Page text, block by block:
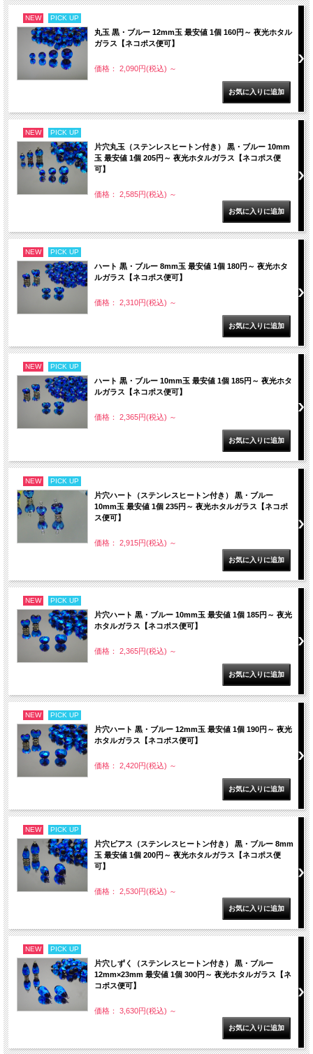
NEW PICK UP
丸玉 黒・ブルー 12mm玉 最安値 1個 160円～ 夜光ホタル
ガラス【ネコポス便可】
価格： 2,090円(税込) ～
NEW PICK UP
片穴丸玉（ステンレスヒートン付き） 黒・ブルー 10mm
玉 最安値 1個 205円～ 夜光ホタルガラス【ネコポス便
可】
価格： 2,585円(税込) ～
NEW PICK UP
ハート 黒・ブルー 8mm玉 最安値 1個 180円～ 夜光ホタ
ルガラス【ネコポス便可】
価格： 2,310円(税込) ～
NEW PICK UP
ハート 黒・ブルー 10mm玉 最安値 1個 185円～ 夜光ホタ
ルガラス【ネコポス便可】
価格： 2,365円(税込) ～
NEW PICK UP
片穴ハート（ステンレスヒートン付き） 黒・ブルー
10mm玉 最安値 1個 235円～ 夜光ホタルガラス【ネコポ
ス便可】
価格： 2,915円(税込) ～
NEW PICK UP
片穴ハート 黒・ブルー 10mm玉 最安値 1個 185円～ 夜光
ホタルガラス【ネコポス便可】
価格： 2,365円(税込) ～
NEW PICK UP
片穴ハート 黒・ブルー 12mm玉 最安値 1個 190円～ 夜光
ホタルガラス【ネコポス便可】
価格： 2,420円(税込) ～
NEW PICK UP
片穴ピアス（ステンレスヒートン付き） 黒・ブルー 8mm
玉 最安値 1個 200円～ 夜光ホタルガラス【ネコポス便
可】
価格： 2,530円(税込) ～
NEW PICK UP
片穴しずく（ステンレスヒートン付き） 黒・ブルー
12mm×23mm 最安値 1個 300円～ 夜光ホタルガラス【ネ
コポス便可】
価格： 3,630円(税込) ～